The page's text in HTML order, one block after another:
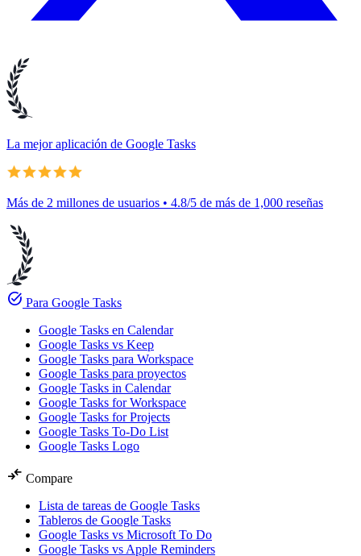
La mejor aplicación de Google Tasks
Más de 2 millones de usuarios • 4.8/5 de más de 1,000 reseñas
task_alt Para Google Tasks
Google Tasks en Calendar
Google Tasks vs Keep
Google Tasks para Workspace
Google Tasks para proyectos
Google Tasks in Calendar
Google Tasks for Workspace
Google Tasks for Projects
Google Tasks To-Do List
Google Tasks Logo
compare_arrows Compare
Lista de tareas de Google Tasks
Tableros de Google Tasks
Google Tasks vs Microsoft To Do
Google Tasks vs Apple Reminders